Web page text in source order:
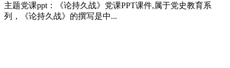
主题党课ppt：《论持久战》党课PPT课件,属于党史教育系
列，《论持久战》的撰写是中...